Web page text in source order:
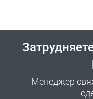
Менеджер